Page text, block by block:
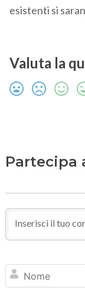
esistenti si
Valuta la
Partecipa